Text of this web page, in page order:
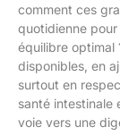
comment ces
quotidienne
équilibre optimal
disponibles, en
surtout en
santé intestinale
voie vers une